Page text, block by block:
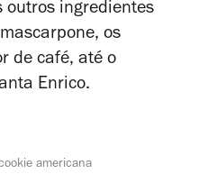
outros ingredientes
os
de café, até o
Enrico.
americana